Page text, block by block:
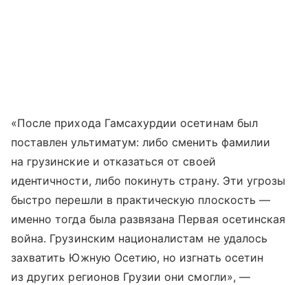
«После прихода Гамсахурдии осетинам был
поставлен ультиматум: либо сменить фамилии
на грузинские и отказаться от своей
идентичности, либо покинуть страну. Эти угрозы
быстро перешли в практическую плоскость —
именно тогда была развязана Первая осетинская
война. Грузинским националистам не удалось
захватить Южную Осетию, но изгнать осетин
из других регионов Грузии они смогли», —